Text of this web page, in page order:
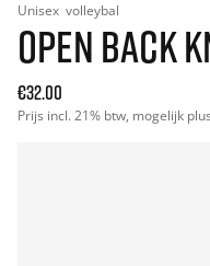
Unisex volleybal
OPEN BACK
€32.00
Prijs incl. 21% btw, mogelijk plus